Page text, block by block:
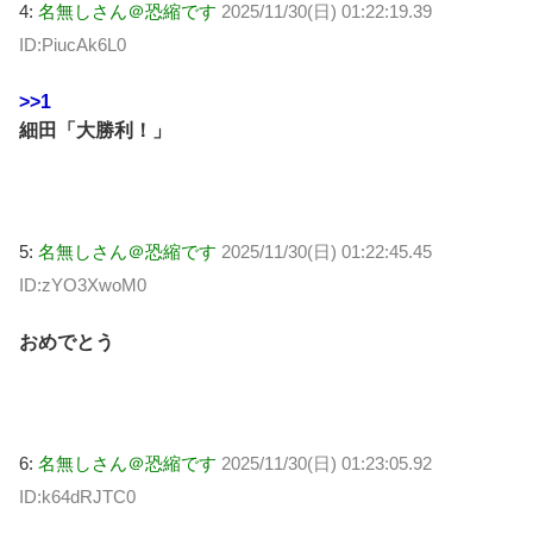
4: 名無しさん＠恐縮です 2025/11/30(日) 01:22:19.39
ID:PiucAk6L0
>>1
細田「大勝利！」
5: 名無しさん＠恐縮です 2025/11/30(日) 01:22:45.45
ID:zYO3XwoM0
おめでとう
6: 名無しさん＠恐縮です 2025/11/30(日) 01:23:05.92
ID:k64dRJTC0